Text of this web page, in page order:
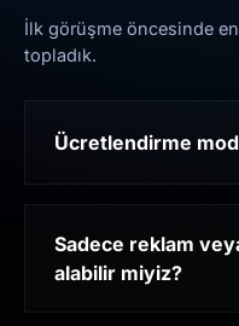
İlk görüşme öncesinde
topladık.
Ücretlendirme
Sadece reklam
alabilir miyiz?